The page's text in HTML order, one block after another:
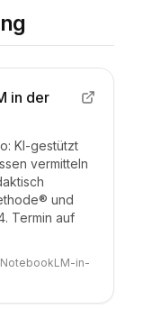
in der
KI-gestützt
vermitteln
und
Termin auf
in-